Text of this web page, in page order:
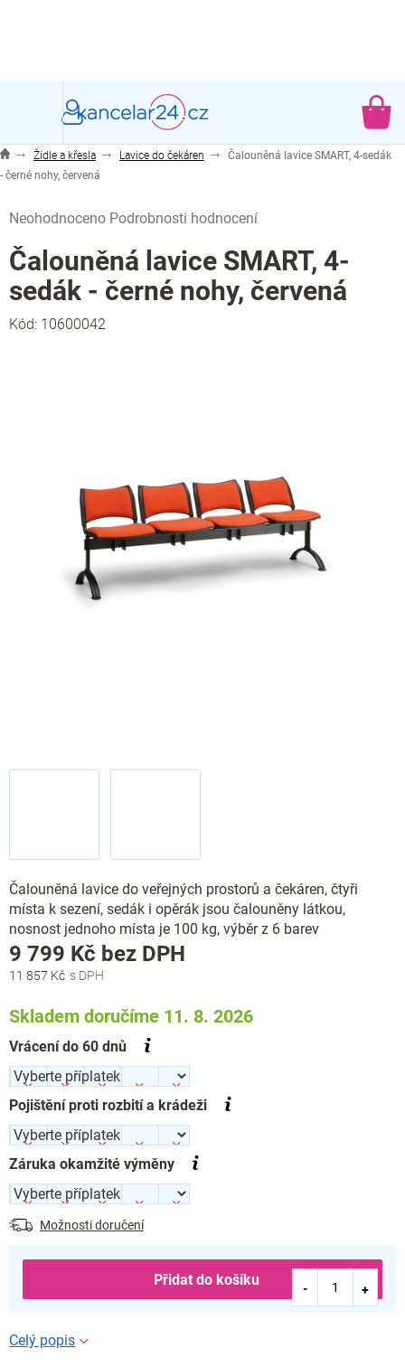
Židle a křesla Lavice do čekáren
Čalouněná lavice SMART, 4-sedák
- černé nohy, červená
hodnocení
produktu
je
0,0
z
5
Neohodnoceno Podrobnosti hodnocení
Čalouněná lavice SMART, 4-
sedák - černé nohy, červená
Kód: 10600042
Čalouněná lavice do veřejných prostorů a čekáren, čtyři
místa k sezení, sedák i opěrák jsou čalouněny látkou,
nosnost jednoho místa je 100 kg, výběr z 6 barev
11 857 Kč
9 799 Kč bez DPH
Skladem doručíme 11. 8. 2026
Vrácení do 60 dnů
Pojištění proti rozbití a krádeži
Záruka okamžité výměny
Možnosti doručení
Přidat do košíku